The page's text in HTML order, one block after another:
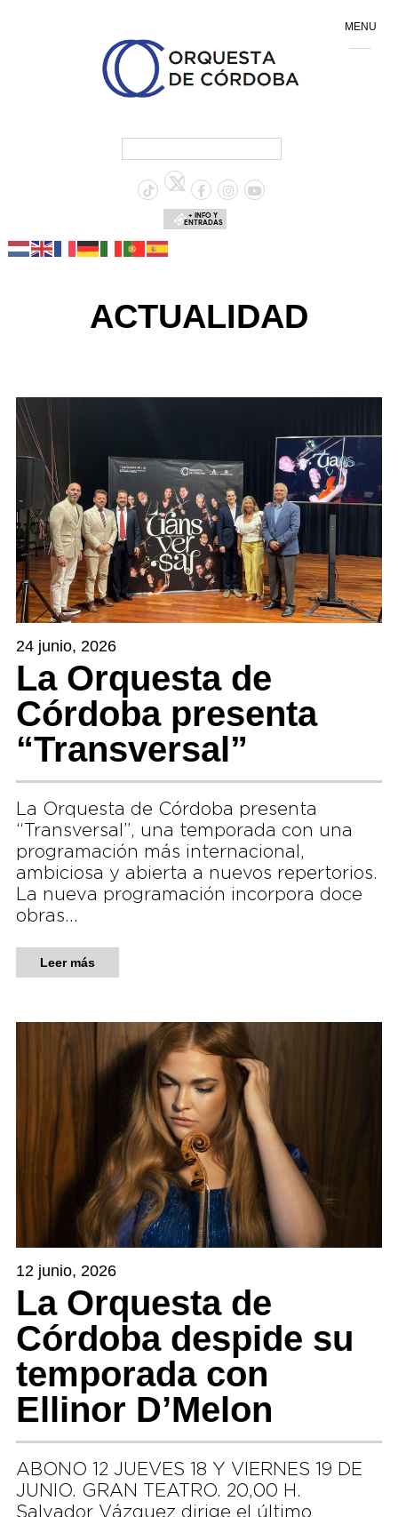
+ INFO Y
ENTRADAS
ACTUALIDAD
24 junio, 2026
La Orquesta de
Córdoba presenta
“Transversal”
La Orquesta de Córdoba presenta
“Transversal”, una temporada con una
programación más internacional,
ambiciosa y abierta a nuevos repertorios.
La nueva programación incorpora doce
obras…
Leer más
12 junio, 2026
La Orquesta de
Córdoba despide su
temporada con
Ellinor D’Melon
ABONO 12 JUEVES 18 Y VIERNES 19 DE
JUNIO. GRAN TEATRO. 20,00 H.
Salvador Vázquez dirige el último
MENU